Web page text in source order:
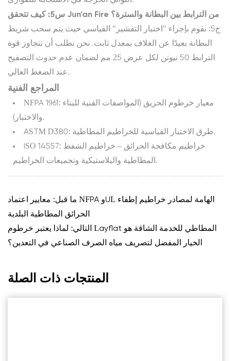
س5: كيف تتحقق Jun'an Fire من الترابط بين البطانة والسترة؟
ج5: نقوم بإجراء "اختبار التقشير" القياسي حيث يتم سحب شريط
البطانة بعيدًا عن الغلاف بمعدل ثابت. نحن نطلب أن تتجاوز قوة
الترابط 50 نيوتن لكل عرض 25 مم لضمان عدم حدوث التصفيح
عند الضغط العالي.
المراجع الفنية
NFPA 1961: معيار خرطوم الحريق (المواصفات الفنية للبناء
والاختبار).
ASTM D380: طرق الاختبار القياسية للخراطيم المطاطية.
ISO 14557: خراطيم مكافحة الحرائق – خراطيم الشفط
المطاطية والبلاستيكية وتجميعات الخراطيم.
ما قبل: معايير اعتماد NFPA وUL الهامة لمصادر خراطيم إطفاء
الحرائق المطاطية البلدية
التالي: لماذا يعتبر خرطوم Layflat المطاطي للخدمة الشاقة هو
الخيار المفضل لتصريف مياه الصرف الصناعي في التعدين؟
المنتجات ذات الصلة